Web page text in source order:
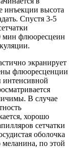
инъекции высота
Спустя 3-5
мин флюоресцеин
экранирует
флюоресценции
интенсивной
В случае
хорошо
сетчатки
оболочка
по этой